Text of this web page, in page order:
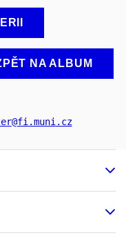
NA ALBUM
@fi.muni.cz